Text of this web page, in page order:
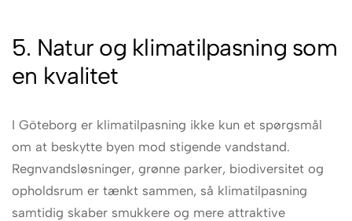
5. Natur og klimatilpasning som
en kvalitet
I Göteborg er klimatilpasning ikke kun et spørgsmål
om at beskytte byen mod stigende vandstand.
Regnvandsløsninger, grønne parker, biodiversitet og
opholdsrum er tænkt sammen, så klimatilpasning
samtidig skaber smukkere og mere attraktive